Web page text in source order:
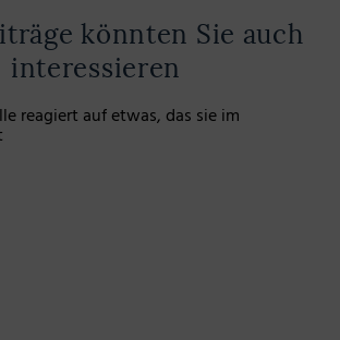
könnten Sie auch
interessieren